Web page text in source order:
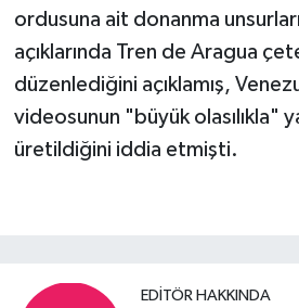
ordusuna ait donanma
açıklarında Tren de Aragua
düzenlediğini açıklamış,
videosunun "büyük olasılıkla"
üretildiğini iddia etmişti.
EDITÖR HAKKINDA